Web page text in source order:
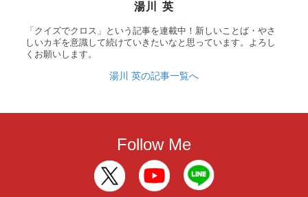
湯川 英
「クイズでクロス」という記事を連載中！新しいことば・やさ
しいカギを意識して続けていきたいなと思っています。よろし
くお願いします。
湯川 英の記事一覧へ
Follow Me